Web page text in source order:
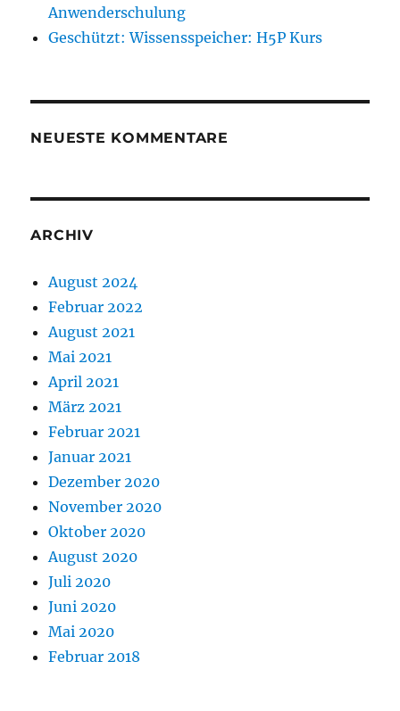
Anwenderschulung
Geschützt: Wissensspeicher: H5P Kurs
NEUESTE KOMMENTARE
ARCHIV
August 2024
Februar 2022
August 2021
Mai 2021
April 2021
März 2021
Februar 2021
Januar 2021
Dezember 2020
November 2020
Oktober 2020
August 2020
Juli 2020
Juni 2020
Mai 2020
Februar 2018